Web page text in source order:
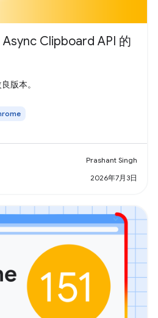
Clipboard API 的
版本。
Prashant Singh
2026年7月3日